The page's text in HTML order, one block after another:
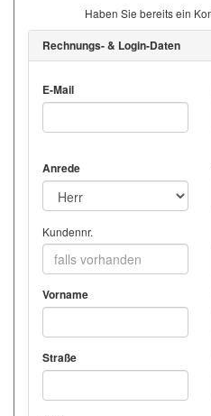
Haben Sie bereits ein
Rechnungs- & Login-Daten
E-Mail
Anrede
Kundennr.
Vorname
Straße